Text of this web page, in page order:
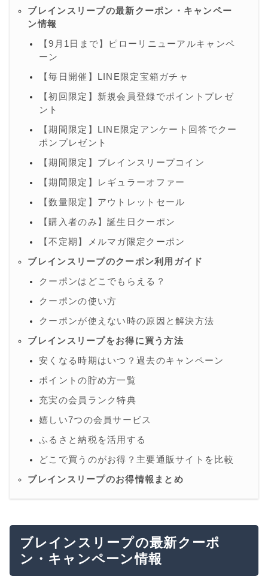
ブレインスリープの最新クーポン・キャンペー
ン情報
【9月1日まで】ピローリニューアルキャンペ
ーン
【毎日開催】LINE限定宝箱ガチャ
【初回限定】新規会員登録でポイントプレゼ
ント
【期間限定】LINE限定アンケート回答でクー
ポンプレゼント
【期間限定】ブレインスリープコイン
【期間限定】レギュラーオファー
【数量限定】アウトレットセール
【購入者のみ】誕生日クーポン
【不定期】メルマガ限定クーポン
ブレインスリープのクーポン利用ガイド
クーポンはどこでもらえる？
クーポンの使い方
クーポンが使えない時の原因と解決方法
ブレインスリープをお得に買う方法
安くなる時期はいつ？過去のキャンペーン
ポイントの貯め方一覧
充実の会員ランク特典
嬉しい7つの会員サービス
ふるさと納税を活用する
どこで買うのがお得？主要通販サイトを比較
ブレインスリープのお得情報まとめ
ブレインスリープの最新クーポ
ン・キャンペーン情報